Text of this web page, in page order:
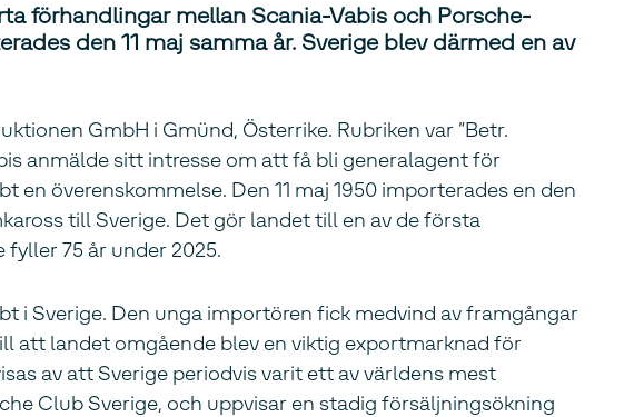
förhandlingar mellan Scania-Vabis och Porsche-
den 11 maj samma år. Sverige blev därmed en av
GmbH i Gmünd, Österrike. Rubriken var ”Betr.
anmälde sitt intresse om att få bli generalagent för
överenskommelse. Den 11 maj 1950 importerades en den
till Sverige. Det gör landet till en av de första
75 år under 2025.
i Sverige. Den unga importören fick medvind av framgångar
att landet omgående blev en viktig exportmarknad för
av att Sverige periodvis varit ett av världens mest
Club Sverige, och uppvisar en stadig försäljningsökning